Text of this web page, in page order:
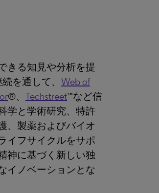
きる知見や分析を提
を通して、 Web of
®、 Techstreet™など信
学と学術研究、特許
、製薬およびバイオ
イフサイクルをサポ
神に基づく新しい独
イノベーションとな